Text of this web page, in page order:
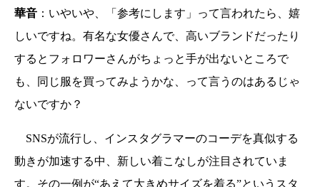
華音 ：いやいや、「参考にします」って言われたら、嬉
しいですね。有名な女優さんで、高いブランドだったり
するとフォロワーさんがちょっと手が出ないところで
も、同じ服を買ってみようかな、って言うのはあるじゃ
ないですか？
SNSが流行し、インスタグラマーのコーデを真似する
動きが加速する中、新しい着こなしが注目されていま
す。その一例が“あえて大きめサイズを着る”というスタ